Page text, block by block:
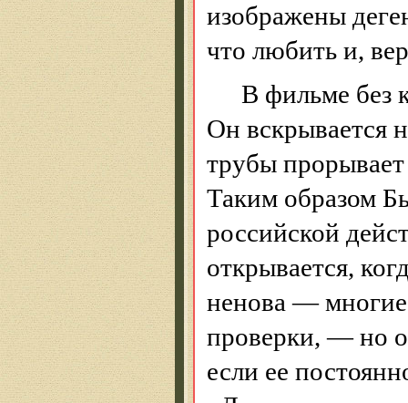
изображены
что любить и,
В фильме без
Он вскрывается
трубы
Таким образом
российской
открывается,
ненова — многие
проверки, — но
если ее